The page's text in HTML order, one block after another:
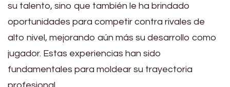
su talento, sino que también le ha brindado
oportunidades para competir contra rivales de
alto nivel, mejorando aún más su desarrollo como
jugador. Estas experiencias han sido
fundamentales para moldear su trayectoria